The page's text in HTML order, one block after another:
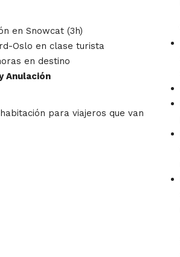
en Snowcat (3h)
Oslo en clase turista
en destino
Anulación
para viajeros que van